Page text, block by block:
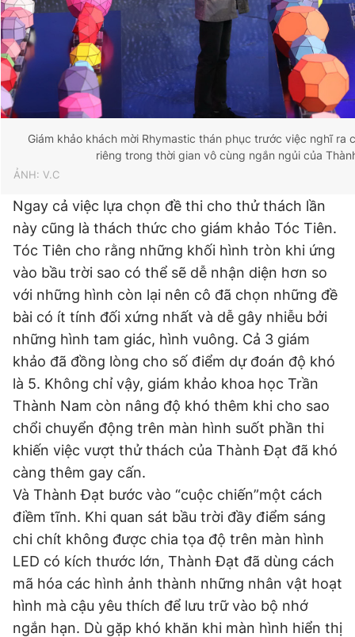
Giấy phép xuất bản số 110/GP - BTTTT cấp ngày 24.3.2020
© 2003-2026 Bản quyền thuộc về Báo Thanh Niên. Cấm sao
chép dưới mọi hình thức nếu không có sự chấp thuận bằng văn
bản. Phát triển bởi ePi Technologies, JSC.
Giám khảo khách mời Rhymastic thán phục trước việc nghĩ ra
riêng trong thời gian vô cùng ngắn ngủi của
ẢNH: V.C
Ngay cả việc lựa chọn đề thi cho thử thách lần
này cũng là thách thức cho giám khảo Tóc Tiên.
Tóc Tiên cho rằng những khối hình tròn khi ứng
vào bầu trời sao có thể sẽ dễ nhận diện hơn so
với những hình còn lại nên cô đã chọn những đề
bài có ít tính đối xứng nhất và dễ gây nhiễu bởi
những hình tam giác, hình vuông. Cả 3 giám
khảo đã đồng lòng cho số điểm dự đoán độ khó
là 5. Không chỉ vậy, giám khảo khoa học Trần
Thành Nam còn nâng độ khó thêm khi cho sao
chổi chuyển động trên màn hình suốt phần thi
khiến việc vượt thử thách của Thành Đạt đã khó
càng thêm gay cấn.
Và Thành Đạt bước vào “cuộc chiến”một cách
điềm tĩnh. Khi quan sát bầu trời đầy điểm sáng
chi chít không được chia tọa độ trên màn hình
LED có kích thước lớn, Thành Đạt đã dùng cách
mã hóa các hình ảnh thành những nhân vật hoạt
hình mà cậu yêu thích để lưu trữ vào bộ nhớ
ngắn hạn. Dù gặp khó khăn khi màn hình hiển thị